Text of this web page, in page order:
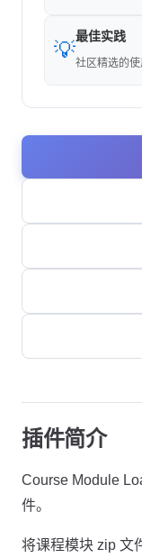
💡
最佳实践
社区精选的
插件简介
Course Module
件。
将课程模块 zip 文